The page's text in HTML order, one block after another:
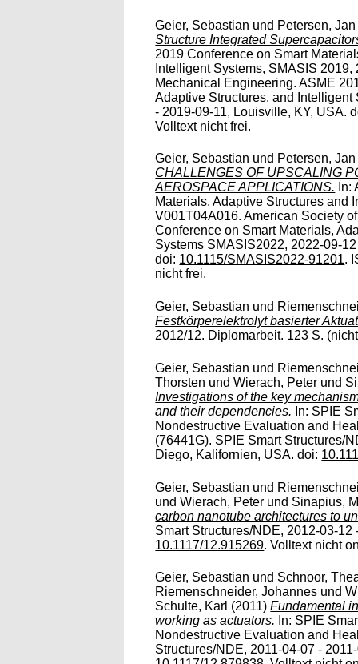
Geier, Sebastian und Petersen, Jan
Structure Integrated
2019 Conference on Smart
Intelligent Systems, SMASIS
Mechanical Engineering. ASME
Adaptive Structures, and
- 2019-09-11, Louisville, KY, USA.
Volltext nicht frei.
Geier, Sebastian und Petersen, Jan
CHALLENGES OF UPSCALING
AEROSPACE APPLICATIONS. In:
Materials, Adaptive Structures and
V001T04A016. American Society
Conference on Smart Materials,
Systems SMASIS2022, 2022-09-
doi: 10.1115/SMASIS2022-91201.
nicht frei.
Geier, Sebastian und
Festkörperelektrolyt basierter
2012/12. Diplomarbeit. 123 S.
Geier, Sebastian und
Thorsten undWierach, Peter und
Investigations of the key
and their dependencies. In: SPIE
Nondestructive Evaluation and
(76441G). SPIE Smart Structures/
Diego, Kalifornien, USA. doi:
Geier, Sebastian und
undWierach, Peter und Sinapius,
carbon nanotube architectures to
Smart Structures/NDE, 2012-03-
10.1117/12.915269. Volltext nicht
Geier, Sebastian und Schnoor,
Riemenschneider, Johannes und
Schulte, Karl (2011)Fundamental
working as actuators. In: SPIE
Nondestructive Evaluation and
Structures/NDE, 2011-04-07 -